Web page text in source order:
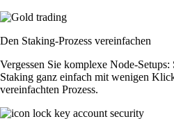
Den Staking-Prozess vereinfachen
Vergessen Sie komplexe Node-
Staking ganz einfach mit wenigen
vereinfachten Prozess.